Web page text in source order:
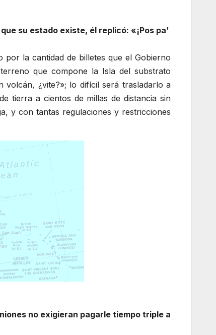
su estado existe, él replicó: «¡Pos pa’
la cantidad de billetes que el Gobierno
que compone la Isla del substrato
¿vite?»; lo difícil será trasladarlo a
tierra a cientos de millas de distancia sin
y con tantas regulaciones y restricciones
no exigieran pagarle tiempo triple a